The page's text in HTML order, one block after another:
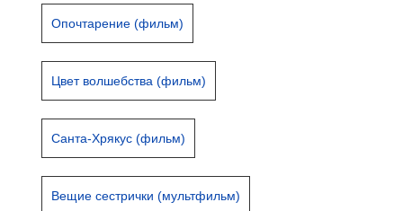
Опочтарение (фильм)
Цвет волшебства (фильм)
Санта-Хрякус (фильм)
Вещие сестрички (мультфильм)